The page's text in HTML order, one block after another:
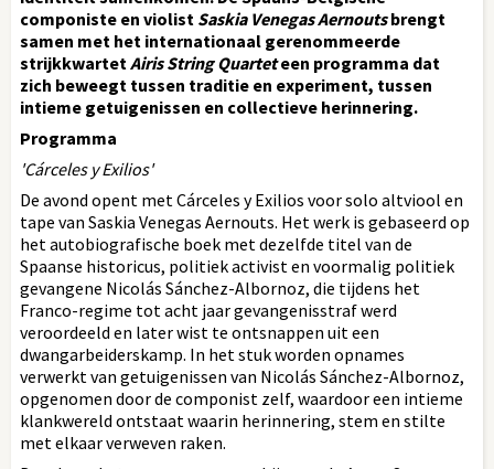
componiste en violist Saskia Venegas Aernoutsbrengt
samen met het internationaal gerenommeerde
strijkkwartet Airis String Quarteteen programma dat
zich beweegt tussen traditie en experiment, tussen
intieme getuigenissen en collectieve herinnering.
Programma
'Cárceles y Exilios'
De avond opent met Cárceles y Exilios voor solo altviool en
tape van Saskia Venegas Aernouts. Het werk is gebaseerd op
het autobiografische boek met dezelfde titel van de
Spaanse historicus, politiek activist en voormalig politiek
gevangene Nicolás Sánchez-Albornoz, die tijdens het
Franco-regime tot acht jaar gevangenisstraf werd
veroordeeld en later wist te ontsnappen uit een
dwangarbeiderskamp. In het stuk worden opnames
verwerkt van getuigenissen van Nicolás Sánchez-Albornoz,
opgenomen door de componist zelf, waardoor een intieme
klankwereld ontstaat waarin herinnering, stem en stilte
met elkaar verweven raken.